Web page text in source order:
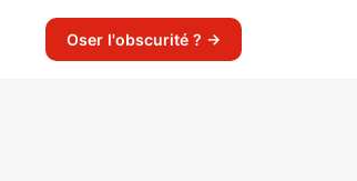
Oser l'obscurité ? →